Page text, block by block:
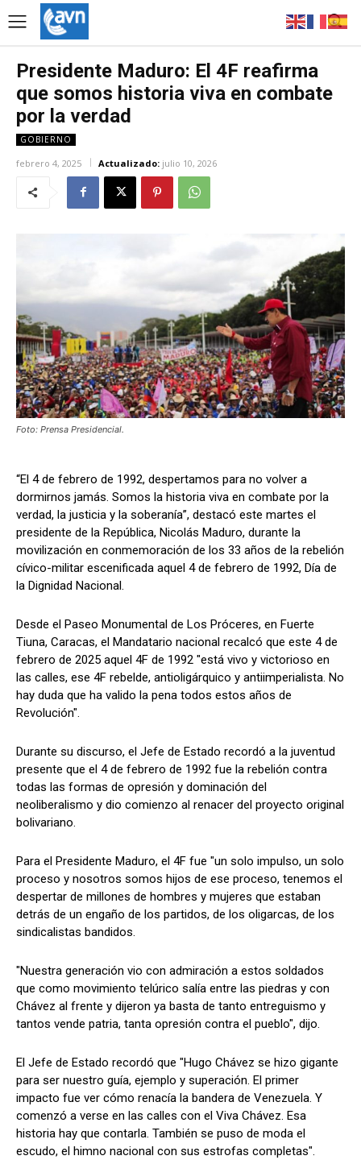
Presidente Maduro: El 4F reafirma
que somos historia viva en combate
por la verdad
GOBIERNO
febrero 4, 2025 Actualizado: julio 10, 2026
Foto: Prensa Presidencial.
“El 4 de febrero de 1992, despertamos para no volver a
dormirnos jamás. Somos la historia viva en combate por la
verdad, la justicia y la soberanía”, destacó este martes el
presidente de la República, Nicolás Maduro, durante la
movilización en conmemoración de los 33 años de la rebelión
cívico-militar escenificada aquel 4 de febrero de 1992, Día de
la Dignidad Nacional.
Desde el Paseo Monumental de Los Próceres, en Fuerte
Tiuna, Caracas, el Mandatario nacional recalcó que este 4 de
febrero de 2025 aquel 4F de 1992 "está vivo y victorioso en
las calles, ese 4F rebelde, antioligárquico y antiimperialista. No
hay duda que ha valido la pena todos estos años de
Revolución".
Durante su discurso, el Jefe de Estado recordó a la juventud
presente que el 4 de febrero de 1992 fue la rebelión contra
todas las formas de opresión y dominación del
neoliberalismo y dio comienzo al renacer del proyecto original
bolivariano.
Para el Presidente Maduro, el 4F fue "un solo impulso, un solo
proceso y nosotros somos hijos de ese proceso, tenemos el
despertar de millones de hombres y mujeres que estaban
detrás de un engaño de los partidos, de los oligarcas, de los
sindicalistas bandidos.
"Nuestra generación vio con admiración a estos soldados
que como movimiento telúrico salía entre las piedras y con
Chávez al frente y dijeron ya basta de tanto entreguismo y
tantos vende patria, tanta opresión contra el pueblo", dijo.
El Jefe de Estado recordó que "Hugo Chávez se hizo gigante
para ser nuestro guía, ejemplo y superación. El primer
impacto fue ver cómo renacía la bandera de Venezuela. Y
comenzó a verse en las calles con el Viva Chávez. Esa
historia hay que contarla. También se puso de moda el
escudo, el himno nacional con sus estrofas completas".